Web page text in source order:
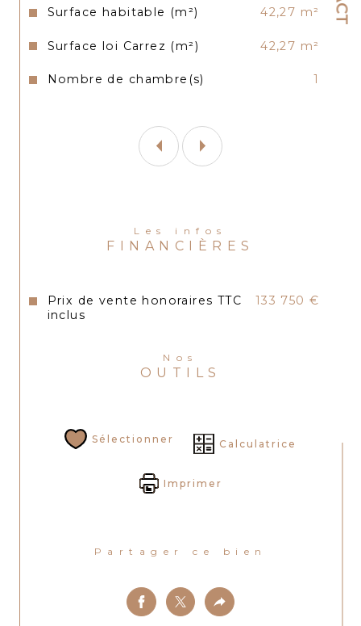
Surface habitable (m²) 42,27 m²
Surface loi Carrez (m²) 42,27 m²
Nombre de chambre(s) 1
Les infos
FINANCIÈRES
Prix de vente honoraires TTC
inclus
133 750 €
Nos
OUTILS
Sélectionner Calculatrice
Imprimer
Partager ce bien